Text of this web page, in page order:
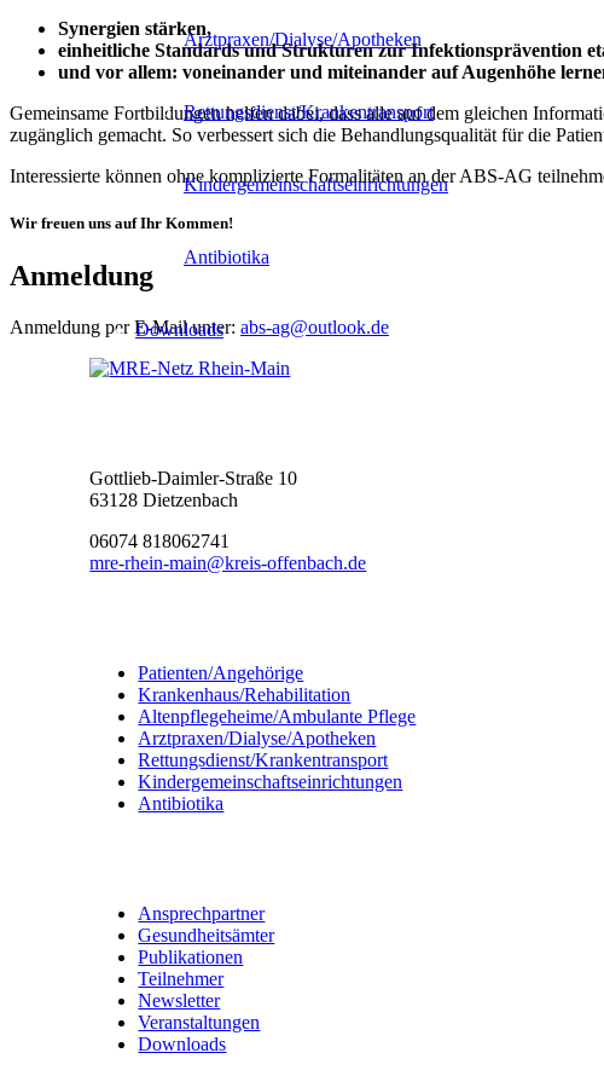
Arztpraxen/Dialyse/Apotheken
Rettungsdienst/Krankentransport
Kindergemeinschaftseinrichtungen
Antibiotika
Downloads
Synergien stärken,
einheitliche Standards und Strukturen zur Infektionsprävention
und vor allem: voneinander und miteinander auf Augenhöhe
Gemeinsame Fortbildungen helfen dabei, dass alle auf dem gleichen
zugänglich gemacht. So verbessert sich die Behandlungsqualität für die
Interessierte können ohne komplizierte Formalitäten an der ABS-AG
Wir freuen uns auf Ihr Kommen!
Anmeldung
Anmeldung per E-Mail unter: abs-ag@outlook.de
Gottlieb-Daimler-Straße 10
63128 Dietzenbach
06074 818062741
mre-rhein-main@kreis-offenbach.de
Patienten/Angehörige
Krankenhaus/Rehabilitation
Altenpflegeheime/Ambulante Pflege
Arztpraxen/Dialyse/Apotheken
Rettungsdienst/Krankentransport
Kindergemeinschaftseinrichtungen
Antibiotika
Ansprechpartner
Gesundheitsämter
Publikationen
Teilnehmer
Newsletter
Veranstaltungen
Downloads